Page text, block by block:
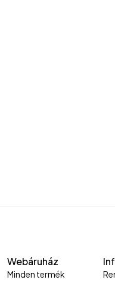
Webáruház
Minden termék